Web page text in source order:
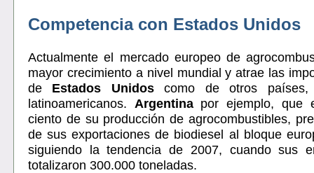
Competencia con Estados Unidos
Actualmente el mercado europeo de
mayor crecimiento a nivel mundial y atrae las
de Estados Unidoscomo de otros países,
latinoamericanos. Argentina por ejemplo, que
ciento de su producción de agrocombustibles,
de sus exportaciones de biodiesel al bloque
siguiendo la tendencia de 2007, cuando sus
totalizaron 300.000 toneladas.